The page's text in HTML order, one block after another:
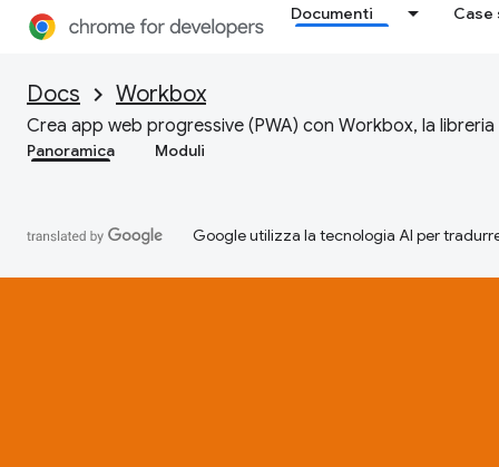
Documenti Case
Docs Workbox
Crea app web progressive (PWA) con Workbox, la
Panoramica Moduli
Google utilizza la tecnologia AI per